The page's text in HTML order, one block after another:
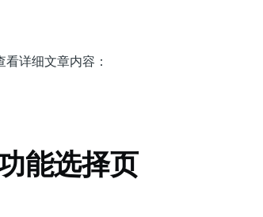
详细文章内容：
能选择页